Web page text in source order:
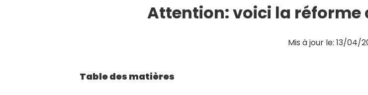
Attention: voici la réforme
Mis à jour le: 13/04/
Table des matières